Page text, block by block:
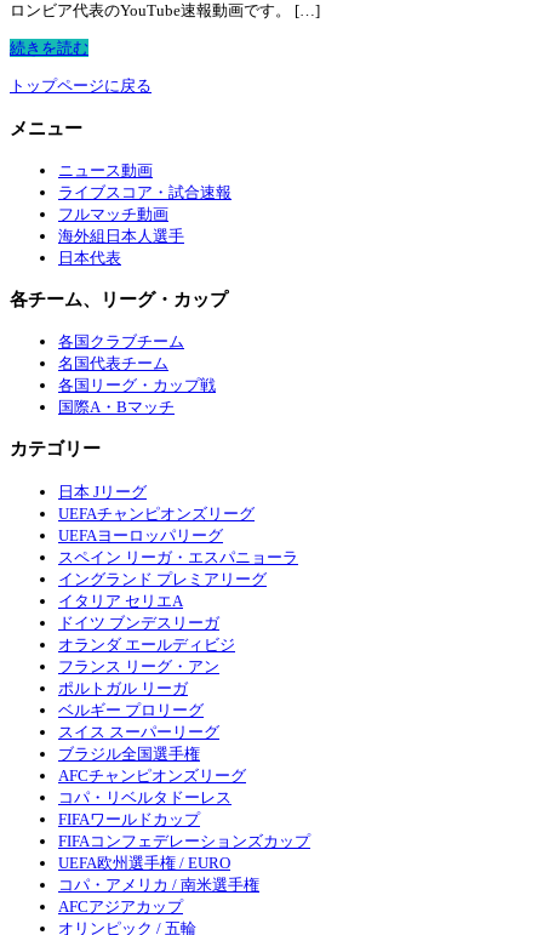
ロンビア代表のYouTube速報動画です。 […]
続きを読む
トップページに戻る
メニュー
ニュース動画
ライブスコア・試合速報
フルマッチ動画
海外組日本人選手
日本代表
各チーム、リーグ・カップ
各国クラブチーム
名国代表チーム
各国リーグ・カップ戦
国際A・Bマッチ
カテゴリー
日本 Jリーグ
UEFAチャンピオンズリーグ
UEFAヨーロッパリーグ
スペイン リーガ・エスパニョーラ
イングランド プレミアリーグ
イタリア セリエA
ドイツ ブンデスリーガ
オランダ エールディビジ
フランス リーグ・アン
ポルトガル リーガ
ベルギー プロリーグ
スイス スーパーリーグ
ブラジル全国選手権
AFCチャンピオンズリーグ
コパ・リベルタドーレス
FIFAワールドカップ
FIFAコンフェデレーションズカップ
UEFA欧州選手権 / EURO
コパ・アメリカ / 南米選手権
AFCアジアカップ
オリンピック / 五輪